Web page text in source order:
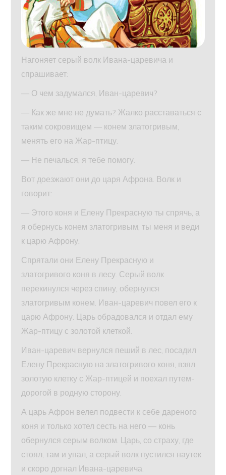
Нагоняет серый волк Ивана-царевича и
спрашивает:
— О чем задумался, Иван-царевич?
— Как же мне не думать? Жалко расставаться с
таким сокровищем — конем златогривым,
менять его на Жар-птицу.
— Не печалься, я тебе помогу.
Вот доезжают они до царя Афрона. Волк и
говорит:
— Этого коня и Елену Прекрасную ты спрячь, а
я обернусь конем златогривым, ты меня и веди
к царю Афрону.
Спрятали они Елену Прекрасную и
златогривого коня в лесу. Серый волк
перекинулся через спину, обернулся
златогривым конем. Иван-царевич повел его к
царю Афрону. Царь обрадовался и отдал ему
Жар-птицу с золотой клеткой.
Иван-царевич вернулся пеший в лес, посадил
Елену Прекрасную на златогривого коня, взял
золотую клетку с Жар-птицей и поехал путем-
дорогой в родную сторону.
А царь Афрон велел подвести к себе дареного
коня и только хотел сесть на него — конь
обернулся серым волком. Царь, со страху, где
стоял, там и упал, а серый волк пустился наутек
и скоро догнал Ивана-царевича.